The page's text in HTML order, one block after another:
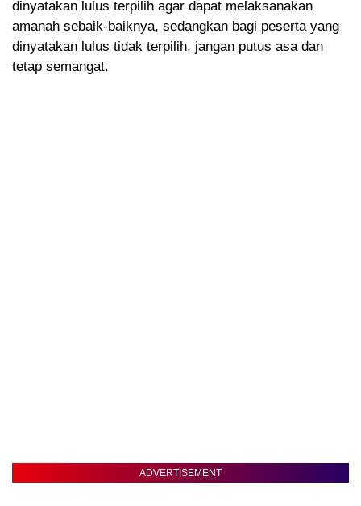
dinyatakan lulus terpilih agar dapat melaksanakan
amanah sebaik-baiknya, sedangkan bagi peserta yang
dinyatakan lulus tidak terpilih, jangan putus asa dan
tetap semangat.
ADVERTISEMENT